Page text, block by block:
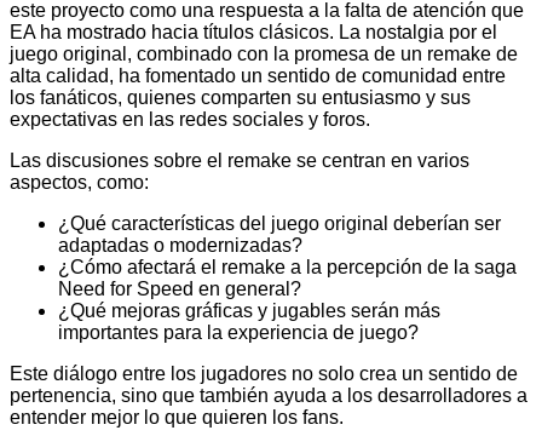
este proyecto como una respuesta a la falta de atención que
EA ha mostrado hacia títulos clásicos. La nostalgia por el
juego original, combinado con la promesa de un remake de
alta calidad, ha fomentado un sentido de comunidad entre
los fanáticos, quienes comparten su entusiasmo y sus
expectativas en las redes sociales y foros.
Las discusiones sobre el remake se centran en varios
aspectos, como:
¿Qué características del juego original deberían ser
adaptadas o modernizadas?
¿Cómo afectará el remake a la percepción de la saga
Need for Speed en general?
¿Qué mejoras gráficas y jugables serán más
importantes para la experiencia de juego?
Este diálogo entre los jugadores no solo crea un sentido de
pertenencia, sino que también ayuda a los desarrolladores a
entender mejor lo que quieren los fans.